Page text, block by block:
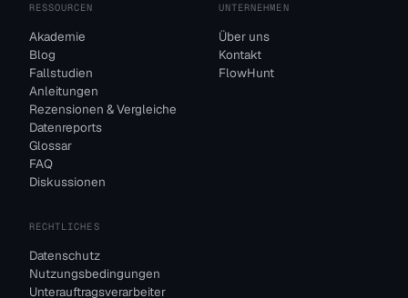
RESSOURCEN
Akademie
Blog
Fallstudien
Anleitungen
Rezensionen & Vergleiche
Datenreports
Glossar
FAQ
Diskussionen
UNTERNEHMEN
Über uns
Kontakt
FlowHunt
RECHTLICHES
Datenschutz
Nutzungsbedingungen
Unterauftragsverarbeiter